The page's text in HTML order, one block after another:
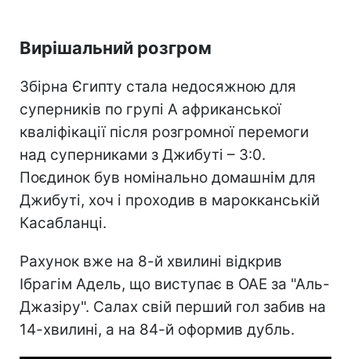
Вирішальний розгром
Збірна Єгипту стала недосяжною для
суперників по групі А африканської
кваліфікації після розгромної перемоги
над суперниками з Джибуті – 3:0.
Поєдинок був номінально домашнім для
Джибуті, хоч і проходив в марокканській
Касабланці.
Рахунок вже на 8-й хвилині відкрив
Ібрагім Адель, що виступає в ОАЕ за "Аль-
Джазіру". Салах свій перший гол забив на
14-хвилині, а на 84-й оформив дубль.